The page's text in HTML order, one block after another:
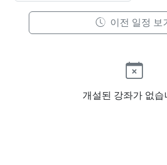
이전 일정 보
개설된 강좌가 없습